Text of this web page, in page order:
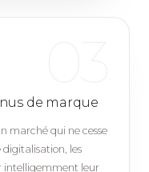
de marque
marché qui ne cesse
digitalisation, les
intelligemment leur